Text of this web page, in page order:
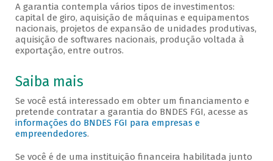
A garantia contempla vários tipos de investimentos:
capital de giro, aquisição de máquinas e equipamentos
nacionais, projetos de expansão de unidades produtivas,
aquisição de softwares nacionais, produção voltada à
exportação, entre outros.
Saiba mais
Se você está interessado em obter um financiamento e
pretende contratar a garantia do BNDES FGI, acesse as
informações do BNDES FGI para empresas e
empreendedores.
Se você é de uma instituição financeira habilitada junto